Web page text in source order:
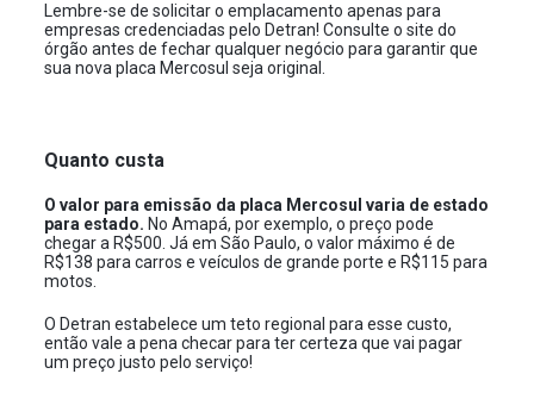
Lembre-se de solicitar o emplacamento apenas para
empresas credenciadas pelo Detran! Consulte o site do
órgão antes de fechar qualquer negócio para garantir que
sua nova placa Mercosul seja original.
Quanto custa
O valor para emissão da placa Mercosul varia de estado
para estado. No Amapá, por exemplo, o preço pode
chegar a R$500. Já em São Paulo, o valor máximo é de
R$138 para carros e veículos de grande porte e R$115 para
motos.
O Detran estabelece um teto regional para esse custo,
então vale a pena checar para ter certeza que vai pagar
um preço justo pelo serviço!